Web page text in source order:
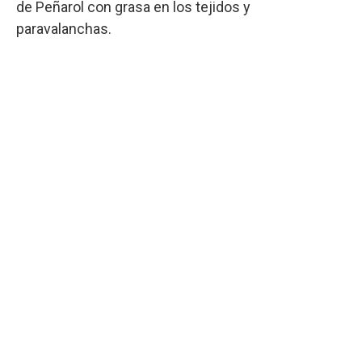
de Peñarol con grasa en los tejidos y
paravalanchas.